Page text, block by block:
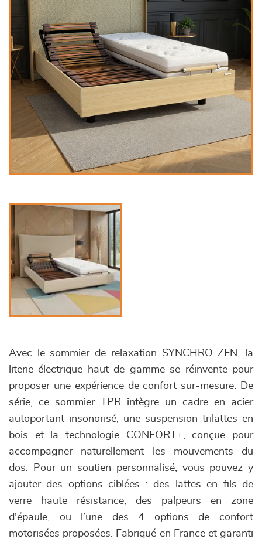
Avec le sommier de relaxation SYNCHRO ZEN, la
literie électrique haut de gamme se réinvente pour
proposer une expérience de confort sur-mesure. De
série, ce sommier TPR intègre un cadre en acier
autoportant insonorisé, une suspension trilattes en
bois et la technologie CONFORT+, conçue pour
accompagner naturellement les mouvements du
dos. Pour un soutien personnalisé, vous pouvez y
ajouter des options ciblées : des lattes en fils de
verre haute résistance, des palpeurs en zone
d'épaule, ou l’une des 4 options de confort
motorisées proposées. Fabriqué en France et garanti